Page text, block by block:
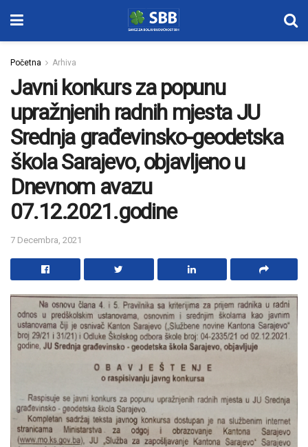
Početna Arhiva
Javni konkurs za popunu
upražnjenih radnih mjesta JU
Srednja građevinsko-geodetska
škola Sarajevo, objavljeno u
Dnevnom avazu
07.12.2021.godine
7 Decembra, 2021